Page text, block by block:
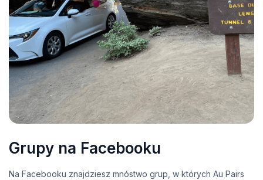
Grupy na Facebooku
Na Facebooku znajdziesz mnóstwo grup, w których Au Pairs